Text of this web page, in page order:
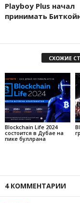
Playboy Plus начал
принимать
СХОЖИЕ
Blockchain Life 2024
состоится в Дубае на
пике буллрана
4 КОММЕНТАРИИ